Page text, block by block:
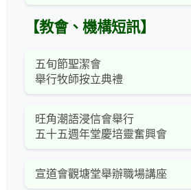
【教會、機構短訊】
五旬節聖潔會
舉行牧師按立典禮
旺角潮語浸信會舉行
五十五週年堂慶培靈奮興會
宣道會觀塘堂舉辦職場講座